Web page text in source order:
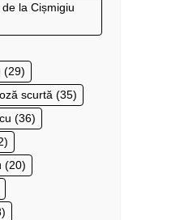
la Cișmigiu
(29)
scurtă (35)
(36)
(20)